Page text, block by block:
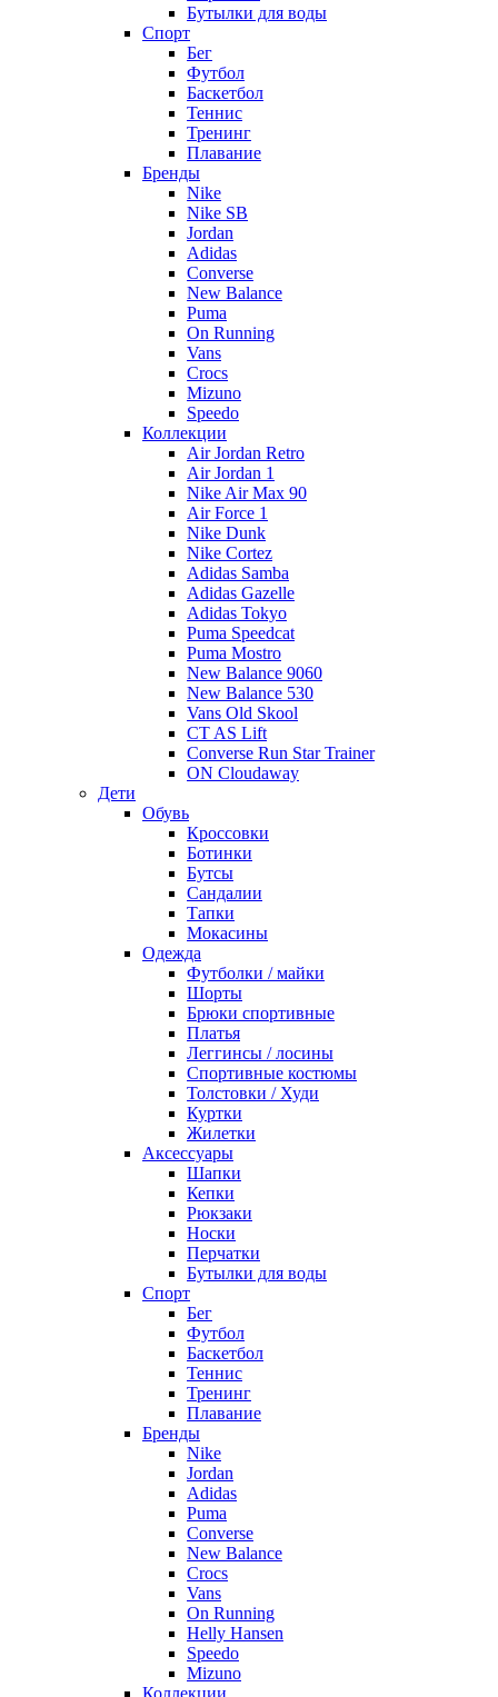
Бутылки для воды
Спорт
Бег
Футбол
Баскетбол
Теннис
Тренинг
Плавание
Бренды
Nike
Nike SB
Jordan
Adidas
Converse
New Balance
Puma
On Running
Vans
Crocs
Mizuno
Speedo
Коллекции
Air Jordan Retro
Air Jordan 1
Nike Air Max 90
Air Force 1
Nike Dunk
Nike Cortez
Adidas Samba
Adidas Gazelle
Adidas Tokyo
Puma Speedcat
Puma Mostro
New Balance 9060
New Balance 530
Vans Old Skool
CT AS Lift
Converse Run Star Trainer
ON Cloudaway
Дети
Обувь
Кроссовки
Ботинки
Бутсы
Сандалии
Тапки
Мокасины
Одежда
Футболки / майки
Шорты
Брюки спортивные
Платья
Леггинсы / лосины
Спортивные костюмы
Толстовки / Худи
Куртки
Жилетки
Аксессуары
Шапки
Кепки
Рюкзаки
Носки
Перчатки
Бутылки для воды
Спорт
Бег
Футбол
Баскетбол
Теннис
Тренинг
Плавание
Бренды
Nike
Jordan
Adidas
Puma
Converse
New Balance
Crocs
Vans
On Running
Helly Hansen
Speedo
Mizuno
Коллекции